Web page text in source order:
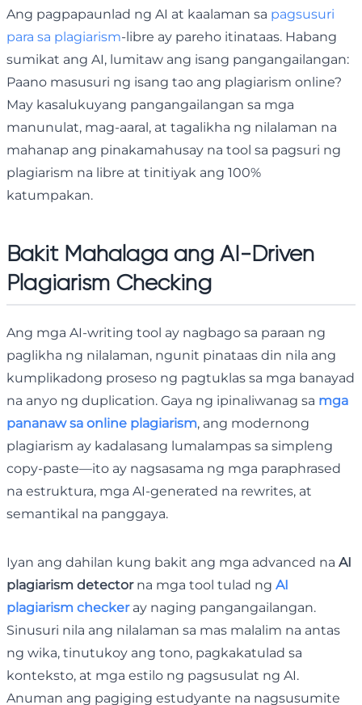
Ang pagpapaunlad ng AI at kaalaman sa pagsusuri
para sa plagiarism-libre ay pareho itinataas. Habang
sumikat ang AI, lumitaw ang isang pangangailangan:
Paano masusuri ng isang tao ang plagiarism online?
May kasalukuyang pangangailangan sa mga
manunulat, mag-aaral, at tagalikha ng nilalaman na
mahanap ang pinakamahusay na tool sa pagsuri ng
plagiarism na libre at tinitiyak ang 100%
katumpakan.
Bakit Mahalaga ang AI-Driven
Plagiarism Checking
Ang mga AI-writing tool ay nagbago sa paraan ng
paglikha ng nilalaman, ngunit pinataas din nila ang
kumplikadong proseso ng pagtuklas sa mga banayad
na anyo ng duplication. Gaya ng ipinaliwanag sa mga
pananaw sa online plagiarism, ang modernong
plagiarism ay kadalasang lumalampas sa simpleng
copy-paste—ito ay nagsasama ng mga paraphrased
na estruktura, mga AI-generated na rewrites, at
semantikal na panggaya.
Iyan ang dahilan kung bakit ang mga advanced na AI
plagiarism detectorna mga tool tulad ng AI
plagiarism checkeray naging pangangailangan.
Sinusuri nila ang nilalaman sa mas malalim na antas
ng wika, tinutukoy ang tono, pagkakatulad sa
konteksto, at mga estilo ng pagsusulat ng AI.
Anuman ang pagiging estudyante na nagsusumite